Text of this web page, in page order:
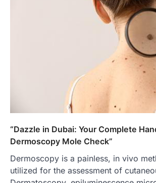
“Dazzle in Dubai: Your Complete
Dermoscopy Mole Check”
Dermoscopy is a painless, in vivo
utilized for the assessment of